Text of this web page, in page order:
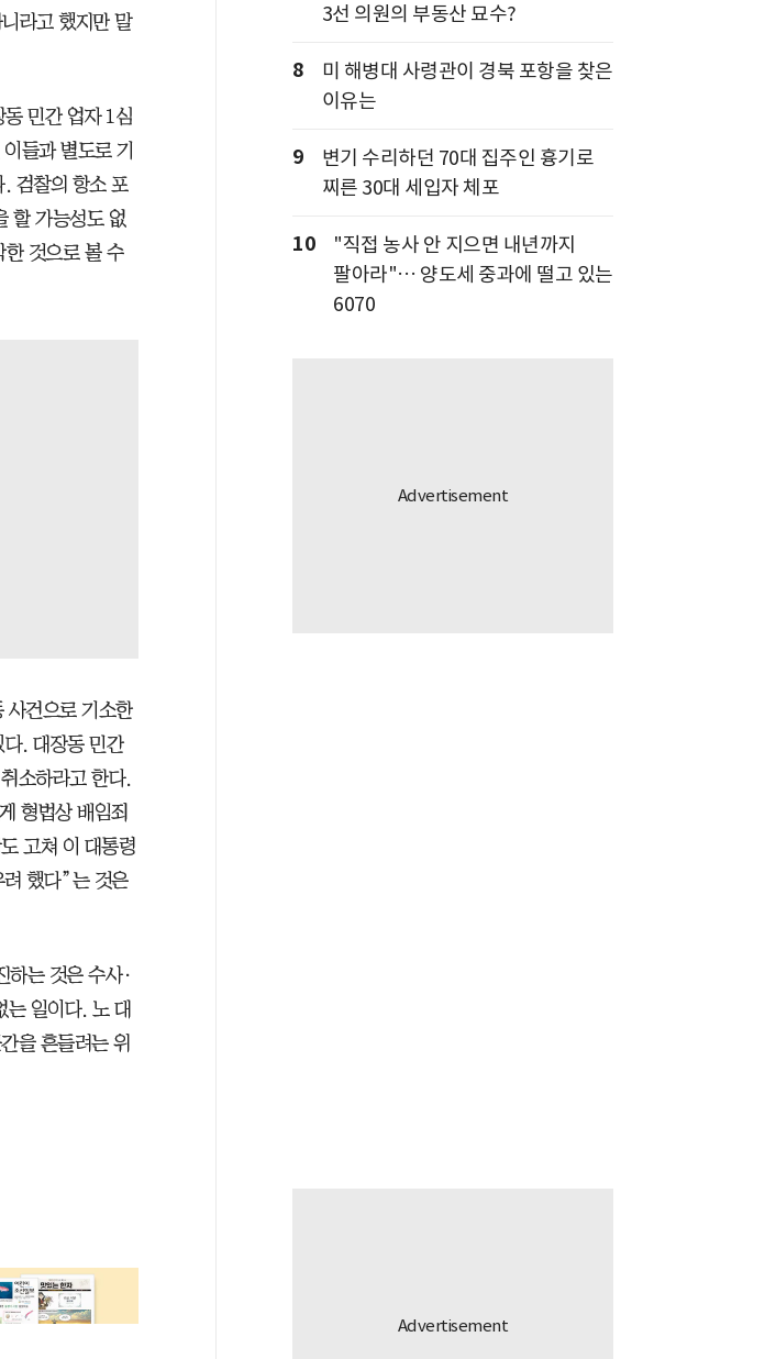
라고 했지만 말
민간 업자 1심
들과 별도로 기
. 검찰의 항소 포
할 가능성도 없
한 것으로 볼 수
사건으로 기소한
. 대장동 민간
소하라고 한다.
형법상 배임죄
고쳐 이 대통령
했다”는 것은
하는 것은 수사·
는 일이다. 노 대
을 흔들려는 위
3선 의원의 부동산 묘수?
8
미 해병대 사령관이 경북 포항을 찾은
이유는
9
변기 수리하던 70대 집주인 흉기로
찌른 30대 세입자 체포
10
"직접 농사 안 지으면 내년까지
팔아라"… 양도세 중과에 떨고 있는
6070